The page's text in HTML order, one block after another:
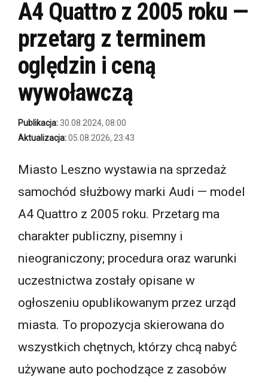
A4 Quattro z 2005 roku —
przetarg z terminem
oględzin i ceną
wywoławczą
Publikacja: 30.08.2024, 08:00
Aktualizacja:05.08.2026, 23:43
Miasto Leszno wystawia na sprzedaż
samochód służbowy marki Audi — model
A4 Quattro z 2005 roku. Przetarg ma
charakter publiczny, pisemny i
nieograniczony; procedura oraz warunki
uczestnictwa zostały opisane w
ogłoszeniu opublikowanym przez urząd
miasta. To propozycja skierowana do
wszystkich chętnych, którzy chcą nabyć
używane auto pochodzące z zasobów